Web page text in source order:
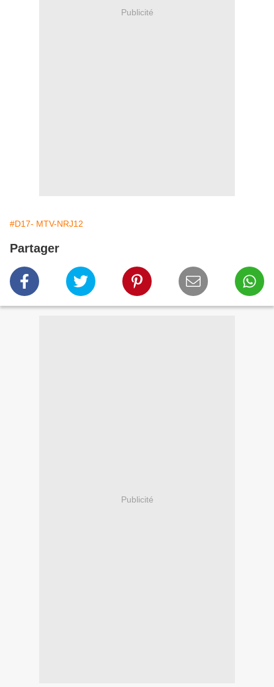
Publicité
#D17- MTV-NRJ12
Partager
Publicité